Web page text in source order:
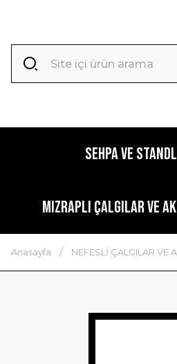
SEHPA VE
MIZRAPLI ÇALGILAR VE
Anasayfa NEFESLİ ÇALGILAR VE